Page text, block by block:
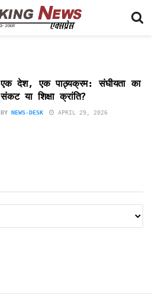
एक देश, एक पाठ्यक्रम: संघीयता का
संकट या शिक्षा क्रांति?
BY NEWS-DESK APRIL 29, 2026